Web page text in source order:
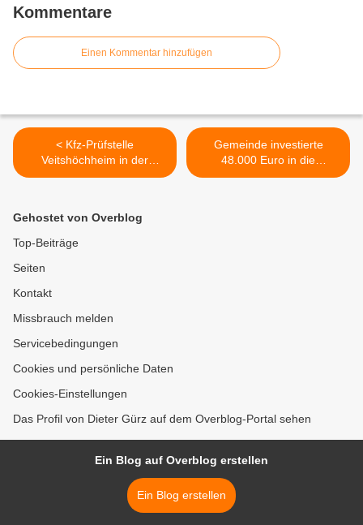
Kommentare
Einen Kommentar hinzufügen
< Kfz-Prüfstelle
Veitshöchheim in der
Schleehofstraße 24 eröffnet
Gemeinde investierte
48.000 Euro in die
Instandsetzung des
Gehostet von Overblog
Top-Beiträge
Seiten
Kontakt
Missbrauch melden
Servicebedingungen
Cookies und persönliche Daten
Cookies-Einstellungen
Das Profil von Dieter Gürz auf dem Overblog-Portal sehen
Ein Blog auf Overblog erstellen
Ein Blog erstellen